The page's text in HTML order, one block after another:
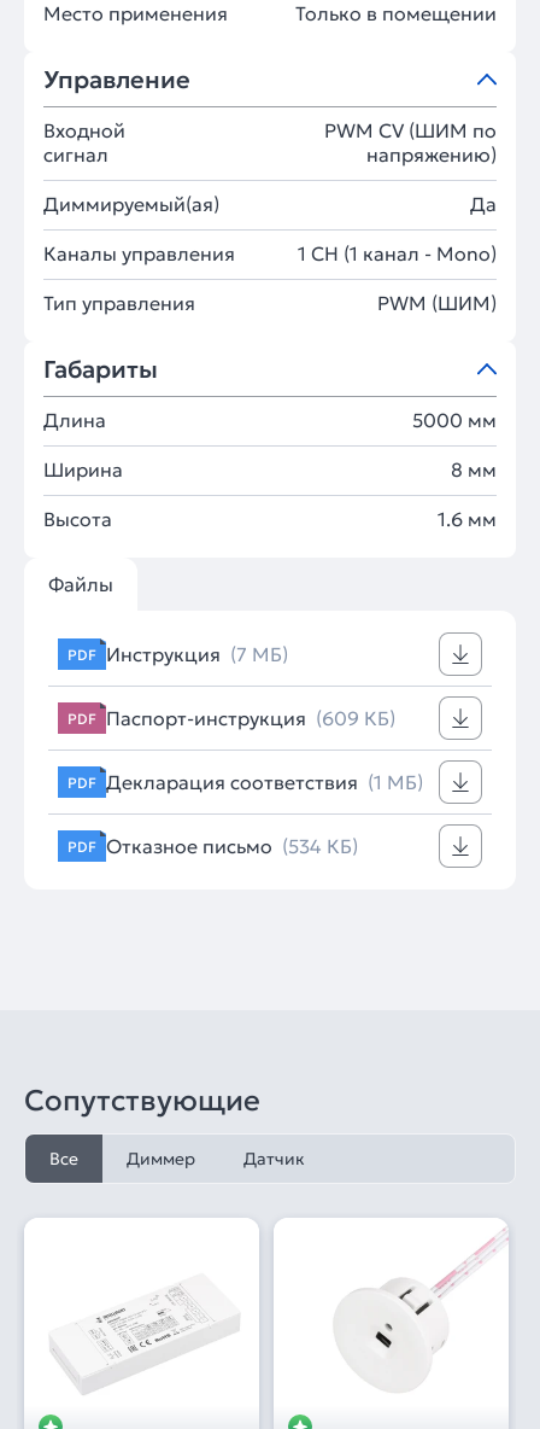
Место применения Только в помещении
Управление
Входной
сигнал
PWM СV (ШИМ по
напряжению)
Диммируемый(ая) Да
Каналы управления 1 CH (1 канал - Mono)
Тип управления PWM (ШИМ)
Габариты
Длина 5000 мм
Ширина 8 мм
Высота 1.6 мм
Файлы
PDF Инструкция (7 МБ)
PDF Паспорт-инструкция (609 КБ)
PDF Декларация соответствия (1 МБ)
PDF Отказное письмо (534 КБ)
Сопутствующие
Все Диммер Датчик